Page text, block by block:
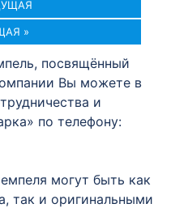
»
посвящённый
Вы можете в
и
по телефону:
могут быть как
так и оригинальными